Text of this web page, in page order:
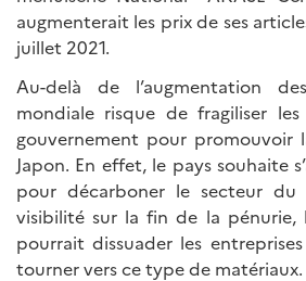
augmenterait les prix de ses
juillet 2021.
Au-delà de l’augmentation
mondiale risque de fragiliser
gouvernement pour promouvoir
Japon. En effet, le pays souhaite
pour décarboner le secteur du
visibilité sur la fin de la pénurie,
pourrait dissuader les
tourner vers ce type de matériaux.